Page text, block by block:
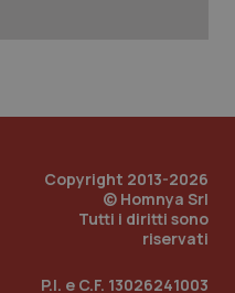
Copyright 2013-2026
© Homnya Srl
Tutti i diritti sono
riservati
P.I. e C.F. 13026241003